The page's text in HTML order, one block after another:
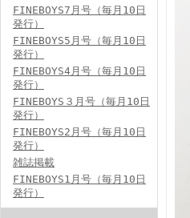
FINEBOYS7月号（毎月10日
発行）
FINEBOYS5月号（毎月10日
発行）
FINEBOYS4月号（毎月10日
発行）
FINEBOYS３月号（毎月10日
発行）
FINEBOYS2月号（毎月10日
発行）
雑誌掲載
FINEBOYS1月号（毎月10日
発行）